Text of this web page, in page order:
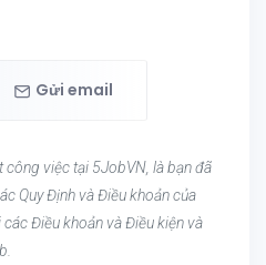
Gửi email
công việc tại 5JobVN, là bạn đã
Quy Định và Điều khoản của
Điều khoản và Điều kiện và